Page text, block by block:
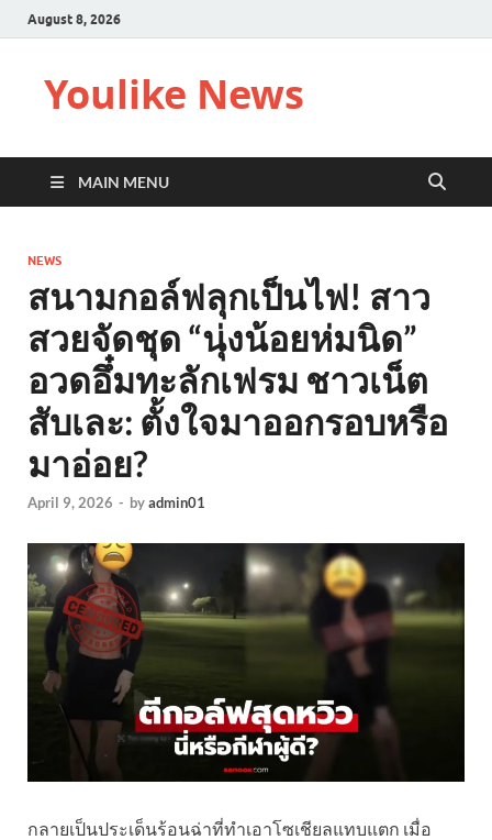
August 8, 2026
Youlike News
MAIN MENU
NEWS
สนามกอล์ฟลุกเป็นไฟ! สาว
สวยจัดชุด “นุ่งน้อยห่มนิด”
อวดอึ๋มทะลักเฟรม ชาวเน็ต
สับเละ: ตั้งใจมาออกรอบหรือ
มาอ่อย?
April 9, 2026 - byadmin01
กลายเป็นประเด็นร้อนฉ่าที่ทำเอาโซเชียลแทบแตก เมื่อ